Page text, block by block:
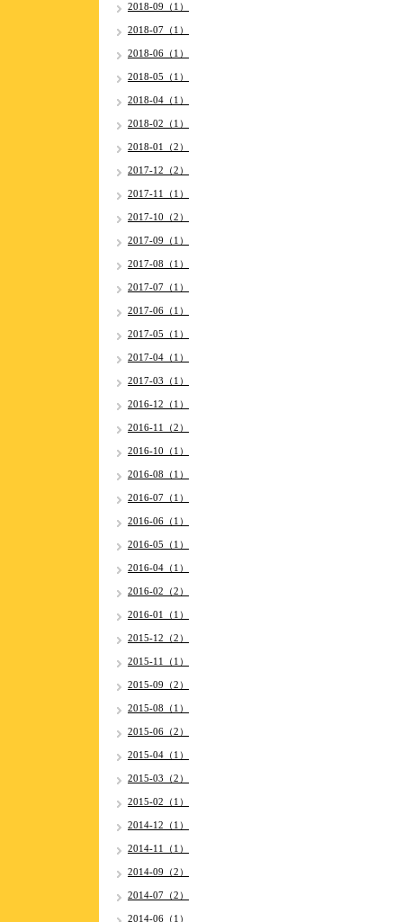
2018-09（1）
2018-07（1）
2018-06（1）
2018-05（1）
2018-04（1）
2018-02（1）
2018-01（2）
2017-12（2）
2017-11（1）
2017-10（2）
2017-09（1）
2017-08（1）
2017-07（1）
2017-06（1）
2017-05（1）
2017-04（1）
2017-03（1）
2016-12（1）
2016-11（2）
2016-10（1）
2016-08（1）
2016-07（1）
2016-06（1）
2016-05（1）
2016-04（1）
2016-02（2）
2016-01（1）
2015-12（2）
2015-11（1）
2015-09（2）
2015-08（1）
2015-06（2）
2015-04（1）
2015-03（2）
2015-02（1）
2014-12（1）
2014-11（1）
2014-09（2）
2014-07（2）
2014-06（1）